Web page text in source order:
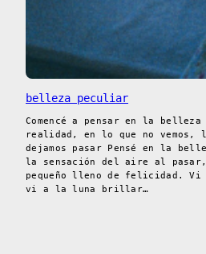
belleza peculiar
Comencé a pensar en la
realidad, en lo que no vemos,
dejamos pasar Pensé en la
la sensación del aire al
pequeño lleno de felicidad. Vi
vi a la luna brillar…